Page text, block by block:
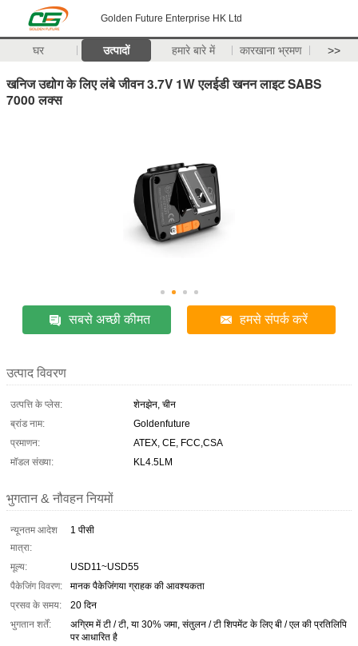
Golden Future Enterprise HK Ltd
घर उत्पादों हमारे बारे में कारखाना भ्रमण >>
खनिज उद्योग के लिए लंबे जीवन 3.7V 1W एलईडी खनन लाइट SABS
7000 लक्स
सबसे अच्छी कीमत हमसे संपर्क करें
उत्पाद विवरण
उत्पत्ति के प्लेस:
शेनझेन, चीन
ब्रांड नाम:
Goldenfuture
प्रमाणन:
ATEX, CE, FCC,CSA
मॉडल संख्या:
KL4.5LM
भुगतान & नौवहन नियमों
न्यूनतम आदेश
मात्रा:
1 पीसी
मूल्य:
USD11~USD55
पैकेजिंग विवरण:
मानक पैकेजिंगया ग्राहक की आवश्यकता
प्रसव के समय:
20 दिन
भुगतान शर्तें:
अग्रिम में टी / टी, या 30% जमा, संतुलन / टी शिपमेंट के लिए बी / एल की प्रतिलिपि
पर आधारित है